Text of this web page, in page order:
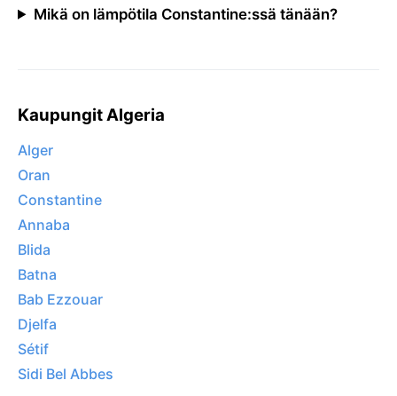
Mikä on lämpötila Constantine:ssä tänään?
Kaupungit Algeria
Alger
Oran
Constantine
Annaba
Blida
Batna
Bab Ezzouar
Djelfa
Sétif
Sidi Bel Abbes